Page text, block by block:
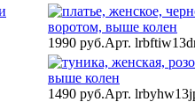
1990 руб.Арт.
1490 руб.Арт.